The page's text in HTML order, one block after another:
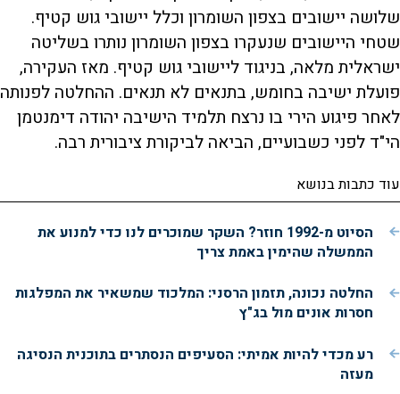
שלושה יישובים בצפון השומרון וכלל יישובי גוש קטיף.
שטחי היישובים שנעקרו בצפון השומרון נותרו בשליטה
ישראלית מלאה, בניגוד ליישובי גוש קטיף. מאז העקירה,
פועלת ישיבה בחומש, בתנאים לא תנאים. ההחלטה לפנותה
לאחר פיגוע הירי בו נרצח תלמיד הישיבה יהודה דימנטמן
הי"ד לפני כשבועיים, הביאה לביקורת ציבורית רבה.
עוד כתבות בנושא
הסיוט מ-1992 חוזר? השקר שמוכרים לנו כדי למנוע את
הממשלה שהימין באמת צריך
החלטה נכונה, תזמון הרסני: המלכוד שמשאיר את המפלגות
חסרות אונים מול בג"ץ
רע מכדי להיות אמיתי: הסעיפים הנסתרים בתוכנית הנסיגה
מעזה